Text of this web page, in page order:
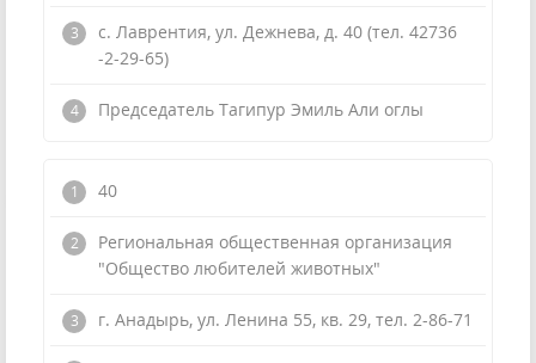
с. Лаврентия, ул. Дежнева, д. 40 (тел. 42736
-2-29-65)
Председатель Тагипур Эмиль Али оглы
40
Региональная общественная организация
"Общество любителей животных"
г. Анадырь, ул. Ленина 55, кв. 29, тел. 2-86-71